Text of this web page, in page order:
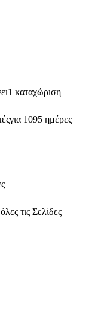
καταχώριση
1095 ημέρες
τις Σελίδες